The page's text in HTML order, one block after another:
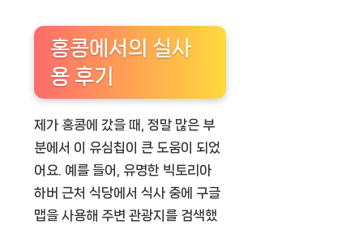
홍콩에서의 실사
용 후기
제가 홍콩에 갔을 때, 정말 많은 부
분에서 이 유심칩이 큰 도움이 되었
어요. 예를 들어, 유명한 빅토리아
하버 근처 식당에서 식사 중에 구글
맵을 사용해 주변 관광지를 검색했